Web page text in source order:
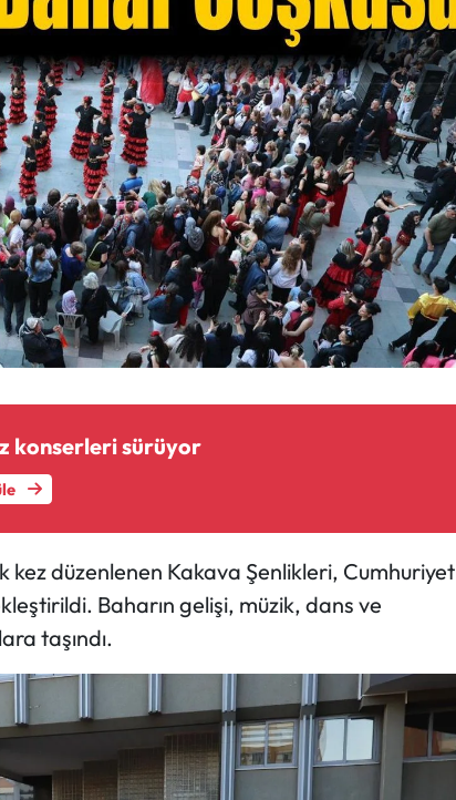
konserleri sürüyor
kez düzenlenen Kakava Şenlikleri, Cumhuriyet
Baharın gelişi, müzik, dans ve
taşındı.